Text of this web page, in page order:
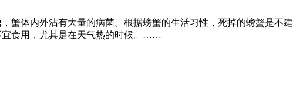
蟹体内外沾有大量的病菌。根据螃蟹的生活习性，死掉的螃蟹是不建
宜食用，尤其是在天气热的时候。……